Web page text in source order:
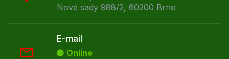
Nové sady 988/2, 60200 Brno
E-mail
Online